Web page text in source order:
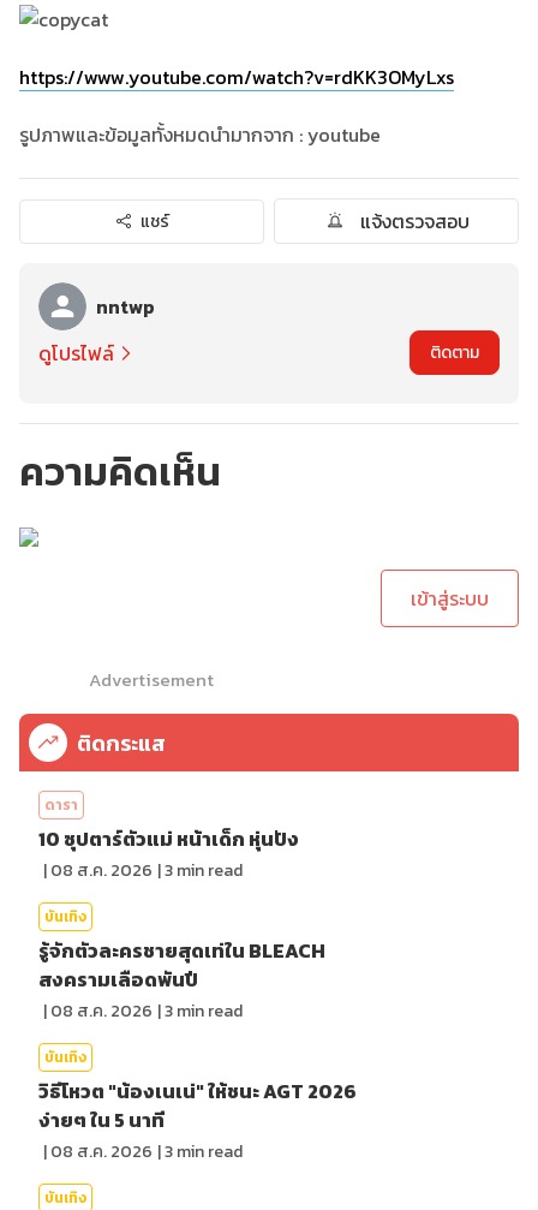
https://www.youtube.com/watch?v=rdKK3OMyLxs
รูปภาพและข้อมูลทั้งหมดนำมากจาก : youtube
แชร์ แจ้งตรวจสอบ
nntwp
ดูโปรไฟล์
ติดตาม
ความคิดเห็น
เข้าสู่ระบบ
Advertisement
ติดกระแส
ดารา
10 ซุปตาร์ตัวแม่ หน้าเด็ก หุ่นปัง
|08 ส.ค. 2026 |3min read
บันเทิง
รู้จักตัวละครชายสุดเท่ใน BLEACH
สงครามเลือดพันปี
|08 ส.ค. 2026 |3min read
บันเทิง
วิธีโหวต "น้องเนเน่" ให้ชนะ AGT 2026
ง่ายๆ ใน 5 นาที
|08 ส.ค. 2026 |3min read
บันเทิง